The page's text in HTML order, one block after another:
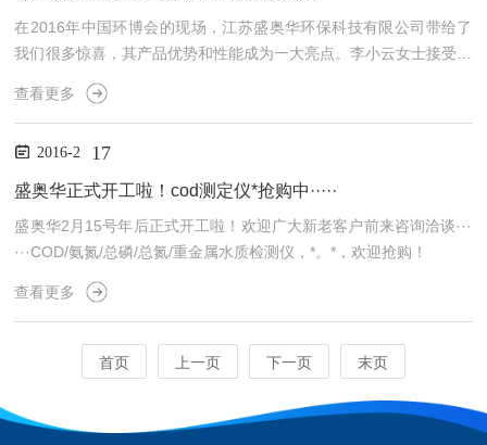
定...
在2016年中国环博会的现场，江苏盛奥华环保科技有限公司带给了
我们很多惊喜，其产品优势和性能成为一大亮点。李小云女士接受本
网采访公司的李小云女士首先给我们分享了盛奥华的发展经历。江苏
盛奥华环保科技有限公司专业研发、生产和销售实验室水质检测仪器
B系列水质检测仪，可快速测定废水的COD、氨氮、总磷、总氮、P
H、DO、浊度和色度等指标，该产品采用国家环保行业标准和先进
查看更多
2016-2 17
盛奥华正式开工啦！cod测定仪*抢购中·····
盛奥华2月15号年后正式开工啦！欢迎广大新老客户前来咨询洽谈···
···COD/氨氮/总磷/总氮/重金属水质检测仪，*。*，欢迎抢购！
查看更多
首页 上一页 下一页 末页